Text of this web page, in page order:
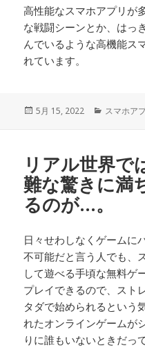
高性能なスマホアプリが
な戦闘シーンとか、はっ
んでいるような高機能ス
れています。
投
5月 15, 2022
カ
ー
スマホア
リアル世界で
難な驚きに満
るのが…。
日々せわしなくゲームに
不可能だと言う人でも、
して遊べる手頃な無料ゲ
プレイできるので、スト
タダで始められるという
れたオンラインゲームが
りに誰もいないときだっ